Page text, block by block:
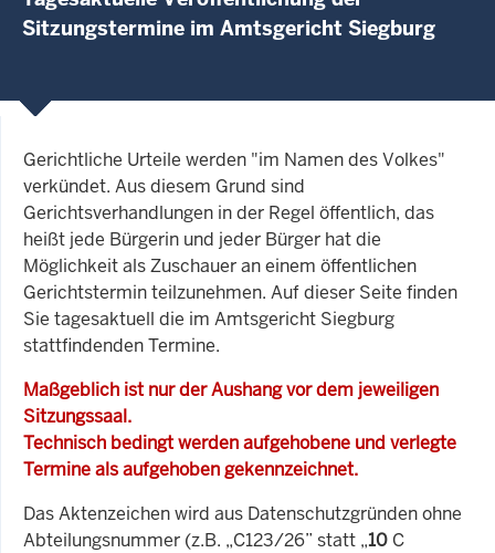
Sitzungstermine im Amtsgericht Siegburg
Gerichtliche Urteile werden "im Namen des Volkes"
verkündet. Aus diesem Grund sind
Gerichtsverhandlungen in der Regel öffentlich, das
heißt jede Bürgerin und jeder Bürger hat die
Möglichkeit als Zuschauer an einem öffentlichen
Gerichtstermin teilzunehmen. Auf dieser Seite finden
Sie tagesaktuell die im Amtsgericht Siegburg
stattfindenden Termine.
Maßgeblich ist nur der Aushang vor dem jeweiligen
Sitzungssaal.
Technisch bedingt werden aufgehobene und verlegte
Termine als aufgehoben gekennzeichnet.
Das Aktenzeichen wird aus Datenschutzgründen ohne
Abteilungsnummer (z.B. „C123/26” statt „10 C